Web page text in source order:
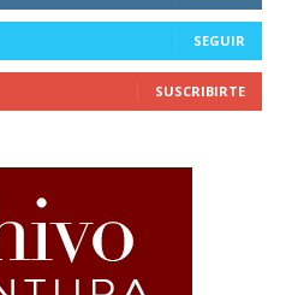
SEGUIR
SUSCRIBIRTE